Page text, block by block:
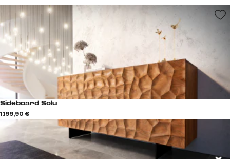
Sideboard Solu
1.199,90 €